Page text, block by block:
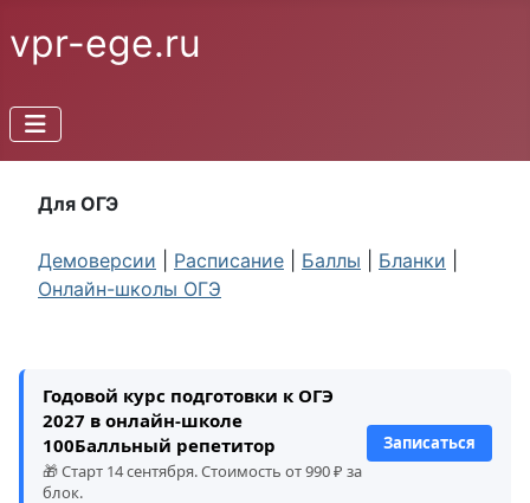
vpr-ege.ru
Для ОГЭ
Демоверсии Расписание Баллы Бланки
Онлайн-школы ОГЭ
Годовой курс подготовки к ОГЭ
2027 в онлайн-школе
100Балльный репетитор
🎁 Старт 14 сентября. Стоимость от 990 ₽ за
блок.
Записаться